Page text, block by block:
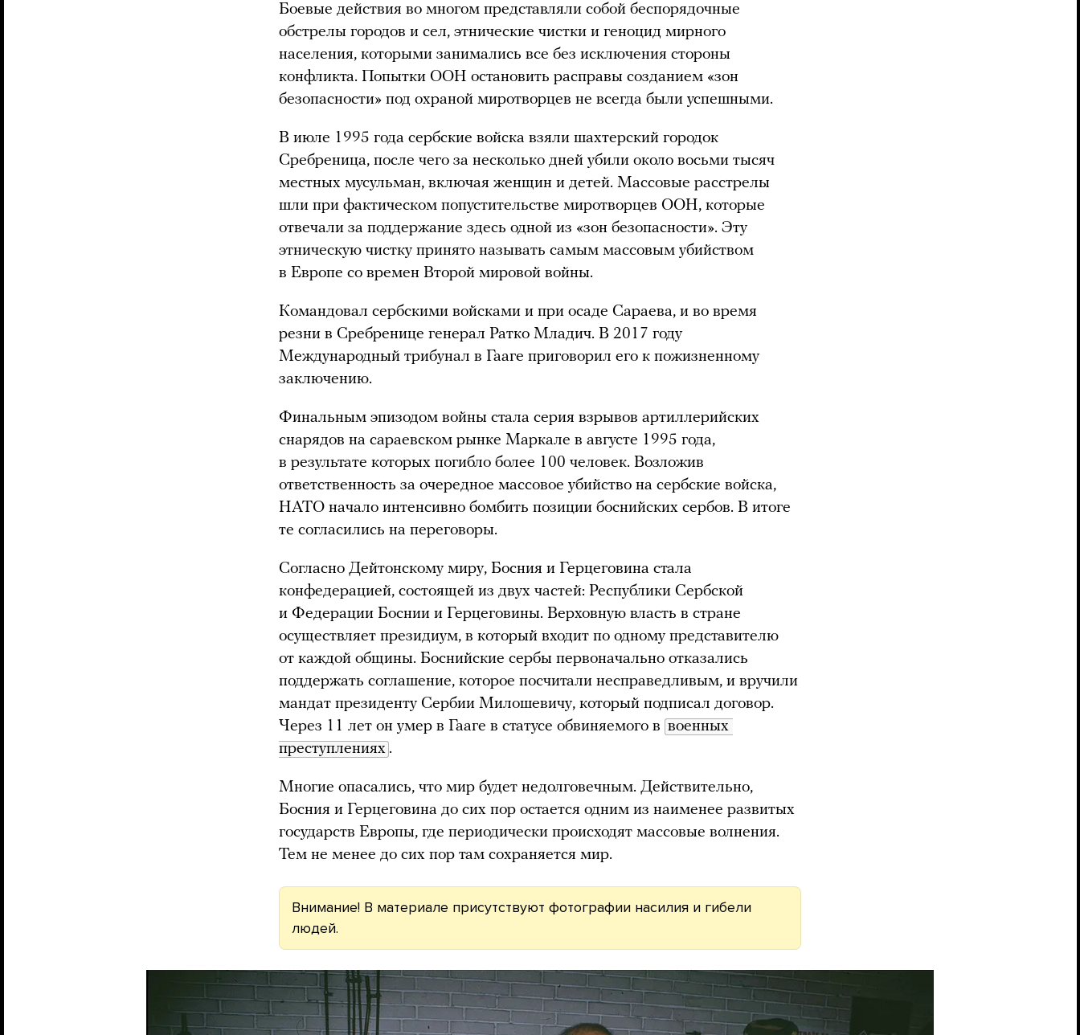
Боевые действия во многом представляли собой беспорядочные
обстрелы городов и сел, этнические чистки и геноцид мирного
населения, которыми занимались все без исключения стороны
конфликта. Попытки ООН остановить расправы созданием «зон
безопасности» под охраной миротворцев не всегда были успешными.
В июле 1995 года сербские войска взяли шахтерский городок
Сребреница, после чего за несколько дней убили около восьми тысяч
местных мусульман, включая женщин и детей. Массовые расстрелы
шли при фактическом попустительстве миротворцев ООН, которые
отвечали за поддержание здесь одной из «зон безопасности». Эту
этническую чистку принято называть самым массовым убийством
в Европе со времен Второй мировой войны.
Командовал сербскими войсками и при осаде Сараева, и во время
резни в Сребренице генерал Ратко Младич. В 2017 году
Международный трибунал в Гааге приговорил его к пожизненному
заключению.
Финальным эпизодом войны стала серия взрывов артиллерийских
снарядов на сараевском рынке Маркале в августе 1995 года,
в результате которых погибло более 100 человек. Возложив
ответственность за очередное массовое убийство на сербские войска,
НАТО начало интенсивно бомбить позиции боснийских сербов. В итоге
те согласились на переговоры.
Согласно Дейтонскому миру, Босния и Герцеговина стала
конфедерацией, состоящей из двух частей: Республики Сербской
и Федерации Боснии и Герцеговины. Верховную власть в стране
осуществляет президиум, в который входит по одному представителю
от каждой общины. Боснийские сербы первоначально отказались
поддержать соглашение, которое посчитали несправедливым, и вручили
мандат президенту Сербии Милошевичу, который подписал договор.
Через 11 лет он умер в Гааге в статусе обвиняемого в военных
преступлениях .
Многие опасались, что мир будет недолговечным. Действительно,
Босния и Герцеговина до сих пор остается одним из наименее развитых
государств Европы, где периодически происходят массовые волнения.
Тем не менее до сих пор там сохраняется мир.
Внимание! В материале присутствуют фотографии насилия и гибели
людей.